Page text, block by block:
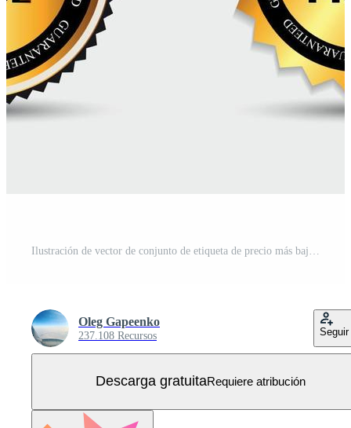
Oleg Gapeenko
237.108 Recursos Seguir
Descarga gratuitaRequiere atribución